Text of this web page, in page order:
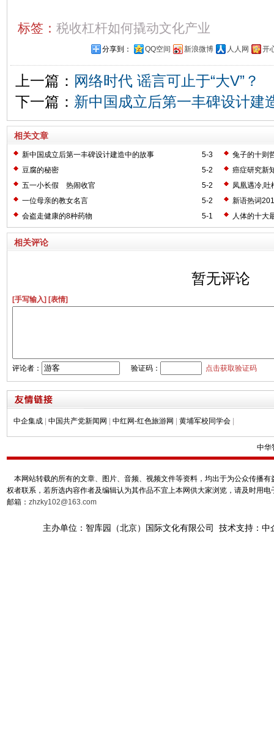
标签： 税收杠杆如何撬动文化产业
分享到： QQ空间 新浪微博 人人网 开
上一篇： 网络时代 谣言可止于“大V”？
下一篇： 新中国成立后第一丰碑设计建
相关文章
5-3
新中国成立后第一丰碑设计建造中的故事
兔子的十则
5-2
豆腐的秘密
癌症研究新
5-2
五一小长假 热闹收官
凤凰遇冷,吐
5-2
一位母亲的教女名言
新语热词
5-1
会盗走健康的8种药物 人体的十大
相关评论
暂无评论
[手写输入] [表情]
评论者： 验证码： 点击获取验证码
中企集成 | 中国共产党新闻网 | 中红网-红色旅游网 | 黄埔军校同学会 |
中华
本网站转载的所有的文章、图片、音频、视频文件等资料，均出于为公众传播
权者联系，若所选内容作者及编辑认为其作品不宜上本网供大家浏览，请及时用
邮箱： zhzky102@163.com
主办单位：智库园（北京）国际文化有限公司 技术支持：